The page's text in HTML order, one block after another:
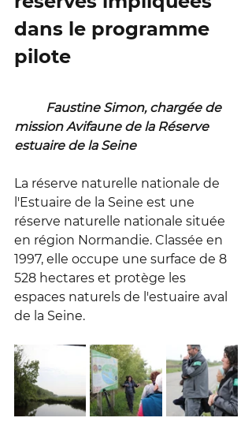
dans le programme
pilote
mission Avifaune de la Réserve
estuaire de la Seine
La réserve naturelle nationale de
l'Estuaire de la Seine est une
réserve naturelle nationale située
en région Normandie. Classée en
1997, elle occupe une surface de 8
528 hectares et protège les
espaces naturels de l'estuaire aval
de la Seine.